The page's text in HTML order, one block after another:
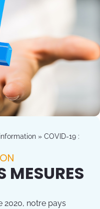
» COVID-19 :
MESURES
2020, notre pays